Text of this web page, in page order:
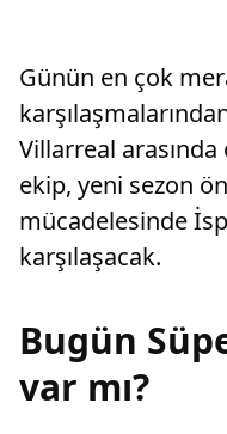
Günün en çok
Villarreal arasında
ekip, yeni sezon
mücadelesinde
karşılaşacak.
Bugün
var mı?